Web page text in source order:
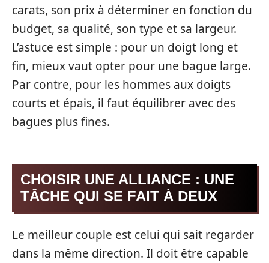
carats, son prix à déterminer en fonction du
budget, sa qualité, son type et sa largeur.
L’astuce est simple : pour un doigt long et
fin, mieux vaut opter pour une bague large.
Par contre, pour les hommes aux doigts
courts et épais, il faut équilibrer avec des
bagues plus fines.
CHOISIR UNE ALLIANCE : UNE
TÂCHE QUI SE FAIT À DEUX
Le meilleur couple est celui qui sait regarder
dans la même direction. Il doit être capable